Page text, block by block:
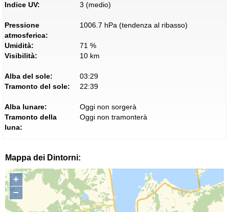
Indice UV:
3 (medio)
Pressione
atmosferica:
1006.7 hPa (tendenza al ribasso)
Umidità:
71 %
Visibilità:
10 km
Alba del sole:
03:29
Tramonto del sole:
22:39
Alba lunare:
Oggi non sorgerà
Tramonto della
luna:
Oggi non tramonterà
Mappa dei Dintorni:
+
−